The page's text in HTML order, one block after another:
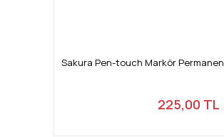
Sakura Pen-touch Markör
225,00 TL